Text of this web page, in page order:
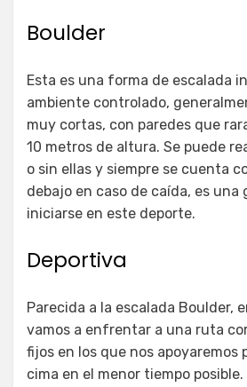
Boulder
Esta es una forma de escalada
ambiente controlado,
muy cortas, con paredes que
10 metros de altura. Se puede
o sin ellas y siempre se cuenta
debajo en caso de caída, es una
iniciarse en este deporte.
Deportiva
Parecida a la escalada Boulder,
vamos a enfrentar a una ruta
fijos en los que nos apoyaremos
cima en el menor tiempo